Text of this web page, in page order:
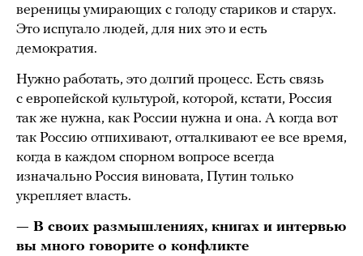
вереницы умирающих с голоду стариков и старух.
Это испугало людей, для них это и есть
демократия.
Нужно работать, это долгий процесс. Есть связь
с европейской культурой, которой, кстати, Россия
так же нужна, как России нужна и она. А когда вот
так Россию отпихивают, отталкивают ее все время,
когда в каждом спорном вопросе всегда
изначально Россия виновата, Путин только
укрепляет власть.
— В своих размышлениях, книгах и интервью
вы много говорите о конфликте